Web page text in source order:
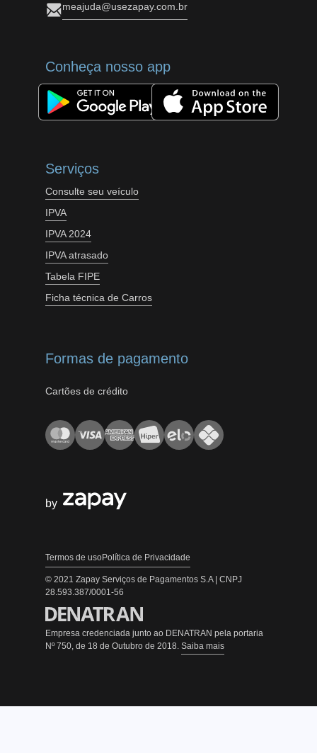
meajuda@usezapay.com.br
Conheça nosso app
Serviços
Consulte seu veículo
IPVA
IPVA 2024
IPVA atrasado
Tabela FIPE
Ficha técnica de Carros
Formas de pagamento
Cartões de crédito
by
Empresa credenciada junto ao DENATRAN pela portaria
Nº 750, de 18 de Outubro de 2018. Saiba mais
Termos de usoPolítica de Privacidade
© 2021 Zapay Serviços de Pagamentos S.A | CNPJ
28.593.387/0001-56